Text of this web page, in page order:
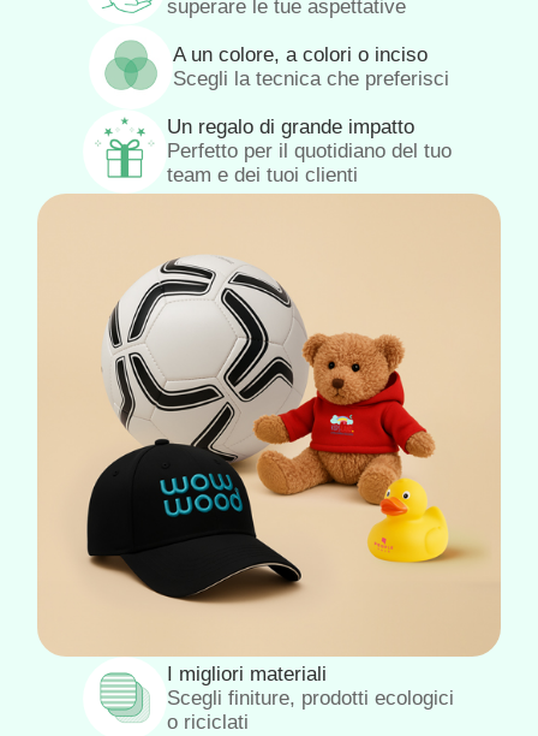
superare le tue aspettative
A un colore, a colori o inciso
Scegli la tecnica che preferisci
Un regalo di grande impatto
Perfetto per il quotidiano del tuo
team e dei tuoi clienti
I migliori materiali
Scegli finiture, prodotti ecologici
o riciclati